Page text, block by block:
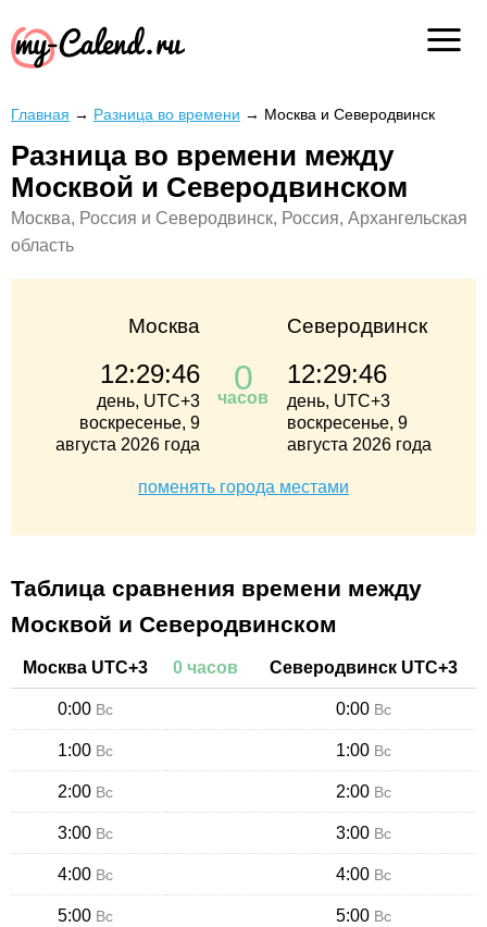
Главная → Разница во времени → Москва и Северодвинск
Разница во времени между
Москвой и Северодвинском
Москва, Россия и Северодвинск, Россия, Архангельская
область
Москва Северодвинск
12:29:46
день, UTC+3
воскресенье, 9
августа 2026 года
0
часов
12:29:46
день, UTC+3
воскресенье, 9
августа 2026 года
поменять города местами
Таблица сравнения времени между
Москвой и Северодвинском
Москва UTC+3 0 часов Северодвинск UTC+3
0:00 Вс 0:00 Вс
1:00 Вс 1:00 Вс
2:00 Вс 2:00 Вс
3:00 Вс 3:00 Вс
4:00 Вс 4:00 Вс
5:00 Вс 5:00 Вс